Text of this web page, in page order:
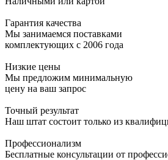
Гарантия качества
Мы занимаемся поставками
комплектующих с 2006 года
Низкие цены
Мы предложим минимальную
цену на ваш запрос
Точный результат
Наш штат состоит только из
Профессионализм
Бесплатные консультации от